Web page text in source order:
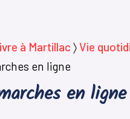
à Martillac 〉Vie
en ligne
en ligne